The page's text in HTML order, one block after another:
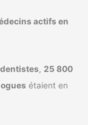
actifs en
, 25 800
étaient en